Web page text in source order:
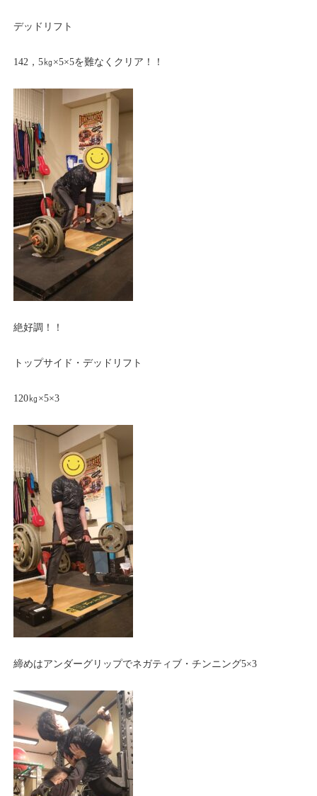
デッドリフト
142，5㎏×5×5を難なくクリア！！
絶好調！！
トップサイド・デッドリフト
120㎏×5×3
締めはアンダーグリップでネガティブ・チンニング5×3